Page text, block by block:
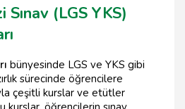
(LGS YKS)
bünyesinde LGS ve YKS gibi
sürecinde öğrencilere
çeşitli kurslar ve etütler